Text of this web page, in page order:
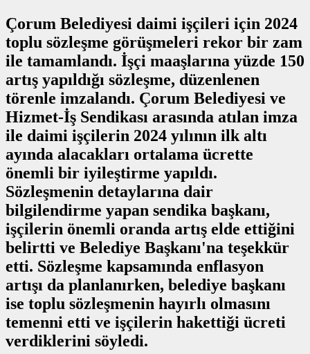
Çorum Belediyesi daimi işçileri için 2024
toplu sözleşme görüşmeleri rekor bir zam
ile tamamlandı. İşçi maaşlarına yüzde 150
artış yapıldığı sözleşme, düzenlenen
törenle imzalandı. Çorum Belediyesi ve
Hizmet-İş Sendikası arasında atılan imza
ile daimi işçilerin 2024 yılının ilk altı
ayında alacakları ortalama ücrette
önemli bir iyileştirme yapıldı.
Sözleşmenin detaylarına dair
bilgilendirme yapan sendika başkanı,
işçilerin önemli oranda artış elde ettiğini
belirtti ve Belediye Başkanı'na teşekkür
etti. Sözleşme kapsamında enflasyon
artışı da planlanırken, belediye başkanı
ise toplu sözleşmenin hayırlı olmasını
temenni etti ve işçilerin hakettiği ücreti
verdiklerini söyledi.